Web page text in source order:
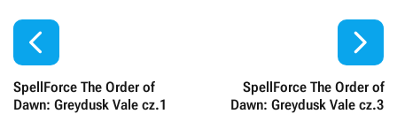

SpellForce The Order of
Dawn: Greydusk Vale cz.1
SpellForce The Order of
Dawn: Greydusk Vale cz.3
